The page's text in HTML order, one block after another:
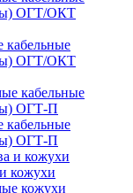
кабельные
ОГТ/ОКТ
кабельные
ОГТ-П
кожухи